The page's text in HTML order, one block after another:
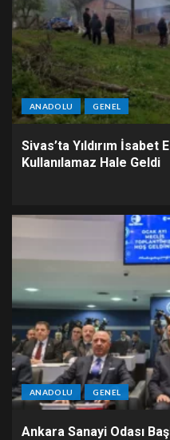
ANADOLU GENEL
Sivas’ta Yıldırım İsabet
Kullanılamaz Hale Geldi
ANADOLU GENEL
Ankara Sanayi Odası